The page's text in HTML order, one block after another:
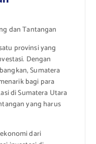
dan Tantangan
provinsi yang
Dengan
Sumatera
bagi para
di Sumatera Utara
yang harus
dari